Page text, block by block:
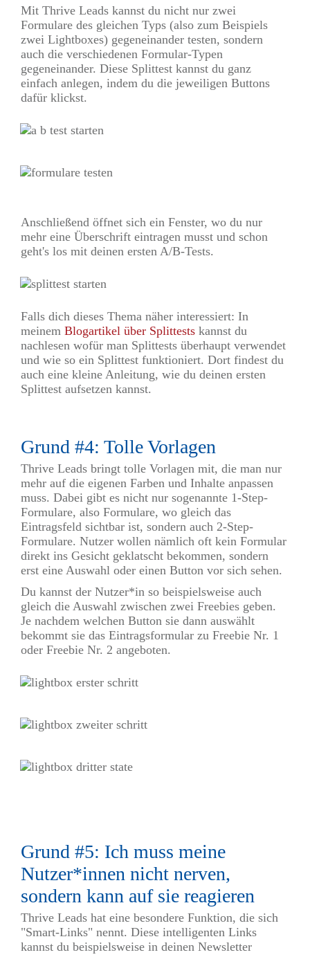
Mit Thrive Leads kannst du nicht nur zwei
Formulare des gleichen Typs (also zum Beispiels
zwei Lightboxes) gegeneinander testen, sondern
auch die verschiedenen Formular-Typen
gegeneinander. Diese Splittest kannst du ganz
einfach anlegen, indem du die jeweiligen Buttons
dafür klickst.
Anschließend öffnet sich ein Fenster, wo du nur
mehr eine Überschrift eintragen musst und schon
geht's los mit deinen ersten A/B-Tests.
Falls dich dieses Thema näher interessiert: In
meinem Blogartikel über Splittests kannst du
nachlesen wofür man Splittests überhaupt verwendet
und wie so ein Splittest funktioniert. Dort findest du
auch eine kleine Anleitung, wie du deinen ersten
Splittest aufsetzen kannst.
Grund #4: Tolle Vorlagen
Thrive Leads bringt tolle Vorlagen mit, die man nur
mehr auf die eigenen Farben und Inhalte anpassen
muss. Dabei gibt es nicht nur sogenannte 1-Step-
Formulare, also Formulare, wo gleich das
Eintragsfeld sichtbar ist, sondern auch 2-Step-
Formulare. Nutzer wollen nämlich oft kein Formular
direkt ins Gesicht geklatscht bekommen, sondern
erst eine Auswahl oder einen Button vor sich sehen.
Du kannst der Nutzer*in so beispielsweise auch
gleich die Auswahl zwischen zwei Freebies geben.
Je nachdem welchen Button sie dann auswählt
bekommt sie das Eintragsformular zu Freebie Nr. 1
oder Freebie Nr. 2 angeboten.
Grund #5: Ich muss meine
Nutzer*innen nicht nerven,
sondern kann auf sie reagieren
Thrive Leads hat eine besondere Funktion, die sich
"Smart-Links" nennt. Diese intelligenten Links
kannst du beispielsweise in deinen Newsletter